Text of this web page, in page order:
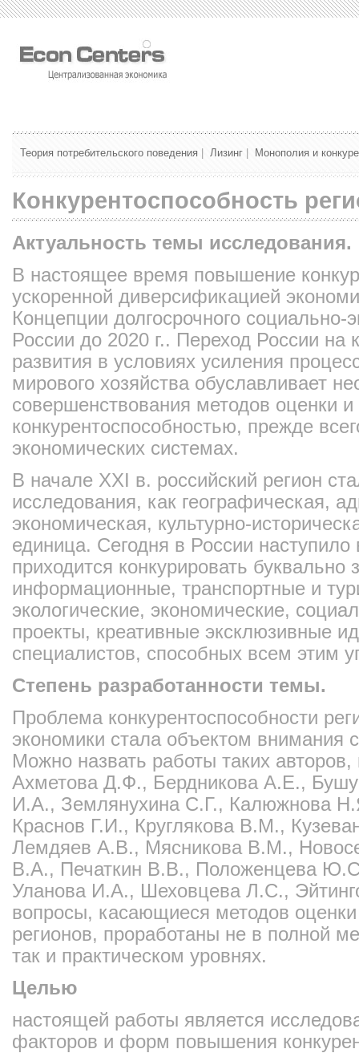
Теория потребительского поведения Лизинг Монополия и
Конкурентоспособность
Актуальность темы исследования.
В настоящее время повышение
ускоренной диверсификацией
Концепции долгосрочного социально-
России до 2020 г.. Переход России на
развития в условиях усиления
мирового хозяйства обуславливает
совершенствования методов оценки и
конкурентоспособностью, прежде
экономических системах.
В начале ХХI в. российский регион
исследования, как географическая,
экономическая, культурно-
единица. Сегодня в России
приходится конкурировать буквально
информационные, транспортные и
экологические, экономические,
проекты, креативные эксклюзивные
специалистов, способных всем этим
Степень разработанности темы.
Проблема конкурентоспособности
экономики стала объектом внимания
Можно назвать работы таких
Ахметова Д.Ф., Бердникова А.Е.,
И.А., Землянухина С.Г., Калюжнова
Краснов Г.И., Круглякова В.М.,
Лемдяев А.В., Мясникова В.М.,
В.А., Печаткин В.В., Положенцева
Уланова И.А., Шеховцева Л.С.,
вопросы, касающиеся методов оценки
регионов, проработаны не в полной
так и практическом уровнях.
Целью
настоящей работы является
факторов и форм повышения